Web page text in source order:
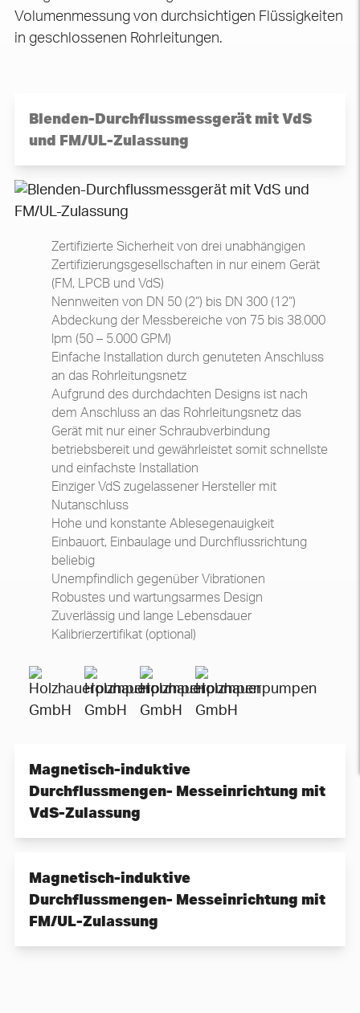
Volumenmessung von durchsichtigen Flüssigkeiten
in geschlossenen Rohrleitungen.
Blenden-Durchflussmessgerät mit VdS
und FM/UL-Zulassung
Zertifizierte Sicherheit von drei unabhängigen
Zertifizierungsgesellschaften in nur einem Gerät
(FM, LPCB und VdS)
Nennweiten von DN 50 (2“) bis DN 300 (12“)
Abdeckung der Messbereiche von 75 bis 38.000
lpm (50 – 5.000 GPM)
Einfache Installation durch genuteten Anschluss
an das Rohrleitungsnetz
Aufgrund des durchdachten Designs ist nach
dem Anschluss an das Rohrleitungsnetz das
Gerät mit nur einer Schraubverbindung
betriebsbereit und gewährleistet somit schnellste
und einfachste Installation
Einziger VdS zugelassener Hersteller mit
Nutanschluss
Hohe und konstante Ablesegenauigkeit
Einbauort, Einbaulage und Durchflussrichtung
beliebig
Unempfindlich gegenüber Vibrationen
Robustes und wartungsarmes Design
Zuverlässig und lange Lebensdauer
Kalibrierzertifikat (optional)
Magnetisch-induktive
Durchflussmengen- Messeinrichtung mit
VdS-Zulassung
Voll verschweißte Stahlarmatur
Magnetisch-induktive
Durchflussmengen- Messeinrichtung mit
FM/UL-Zulassung